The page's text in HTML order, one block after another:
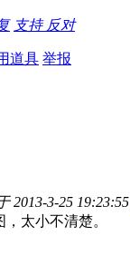
支持 反对
道具 举报
2013-3-25 19:23:55
，太小不清楚。